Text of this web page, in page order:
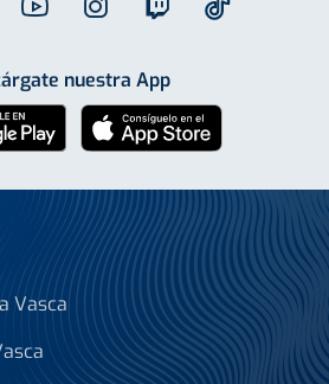
nuestra App
Vasca